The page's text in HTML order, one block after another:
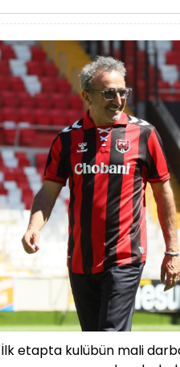
İlk etapta kulübün mali